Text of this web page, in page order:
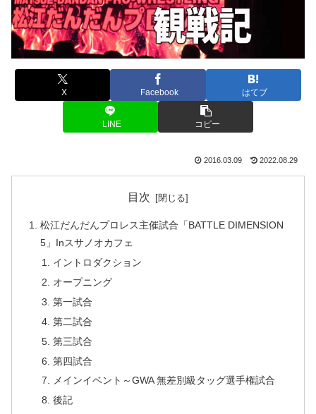
X Facebook はてブ
LINE コピー
2016.03.09 2022.08.29
目次
松江だんだんプロレス主催試合「BATTLE DIMENSION
5」Inスサノオカフェ
イントロダクション
オープニング
第一試合
第二試合
第三試合
第四試合
メインイベント～GWA 無差別級タッグ選手権試合
後記